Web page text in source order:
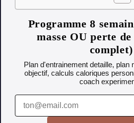
Programme 8
masse OU perte
complet)
Plan d'entrainement detaille, plan
objectif, calculs caloriques
coach